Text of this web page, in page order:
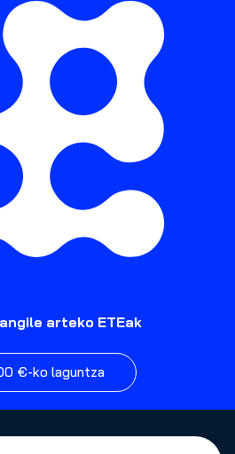
arteko ETEak
€-ko laguntza